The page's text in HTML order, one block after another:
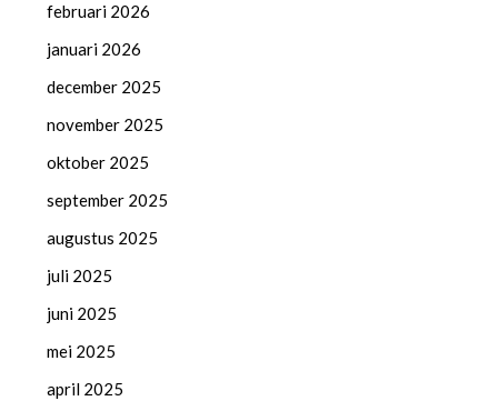
februari 2026
januari 2026
december 2025
november 2025
oktober 2025
september 2025
augustus 2025
juli 2025
juni 2025
mei 2025
april 2025